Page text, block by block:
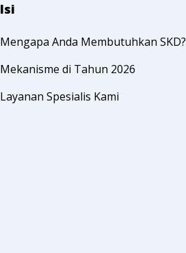
Isi
Mengapa Anda Membutuhkan SKD?
Mekanisme di Tahun 2026
Layanan Spesialis Kami